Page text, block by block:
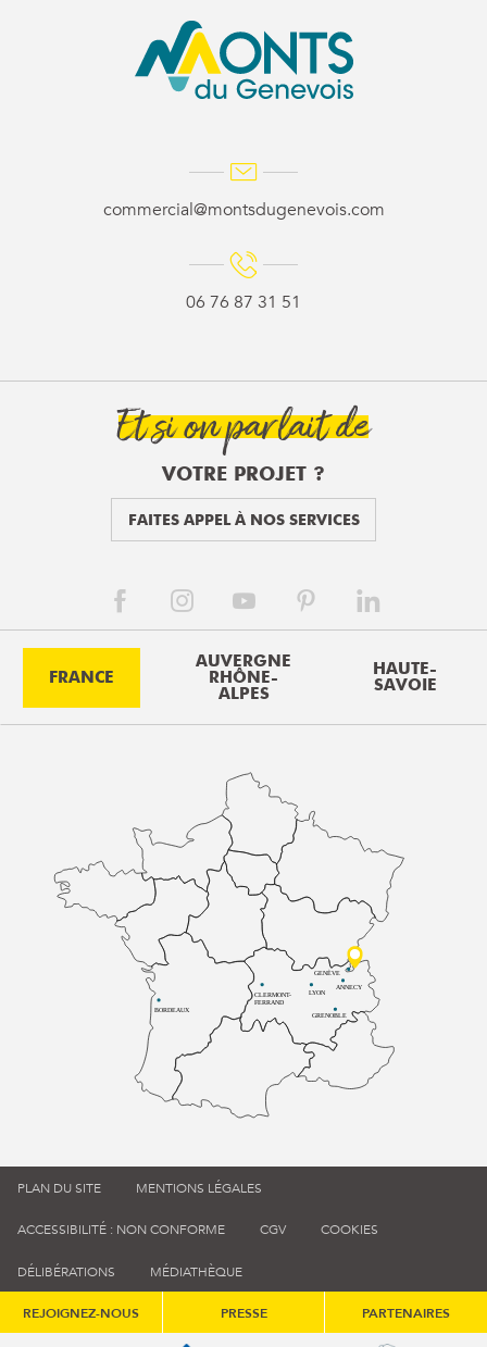
commercial@montsdugenevois.com
06 76 87 31 51
Et si on parlait de
VOTRE PROJET ?
FAITES APPEL À NOS SERVICES
FRANCE
AUVERGNE
RHÔNE-
ALPES
HAUTE-
SAVOIE
BORDEAUX
CLERMONT-
FERRAND
LYON
ANNECY
GRENOBLE
GENÈVE
PLAN DU SITE MENTIONS LÉGALES
ACCESSIBILITÉ : NON CONFORME CGV COOKIES
DÉLIBÉRATIONS MÉDIATHÈQUE
REJOIGNEZ-NOUS PRESSE PARTENAIRES